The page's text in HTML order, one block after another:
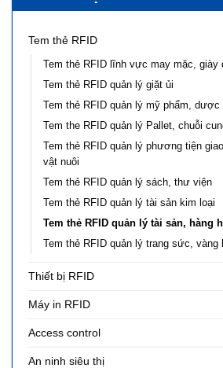
Tem thẻ RFID
Tem thẻ RFID lĩnh vực may mặc, giày
Tem thẻ RFID quản lý giặt ủi
Tem thẻ RFID quản lý mỹ phẩm, dược
Tem the RFID quản lý Pallet, chuỗi
Tem thẻ RFID quản lý phương tiện
vật nuôi
Tem thẻ RFID quản lý sách, thư viện
Tem thẻ RFID quản lý tài sản kim loại
Tem thẻ RFID quản lý tài sản, hàng
Tem thẻ RFID quản lý trang sức, vàng
Thiết bị RFID
Máy in RFID
Access control
An ninh siêu thị